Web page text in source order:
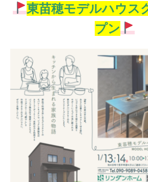
東苗穂モデルハウス
プン